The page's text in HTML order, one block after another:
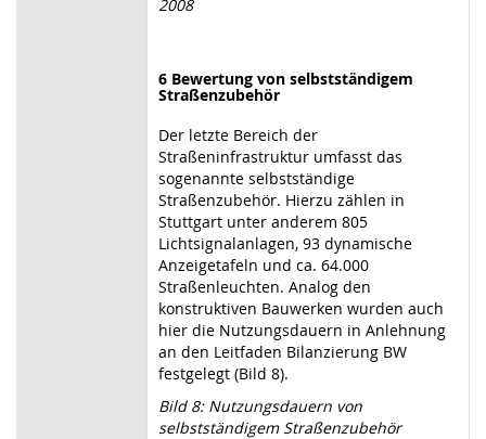
2008
6 Bewertung von selbstständigem
Straßenzubehör
Der letzte Bereich der
Straßeninfrastruktur umfasst das
sogenannte selbstständige
Straßenzubehör. Hierzu zählen in
Stuttgart unter anderem 805
Lichtsignalanlagen, 93 dynamische
Anzeigetafeln und ca. 64.000
Straßenleuchten. Analog den
konstruktiven Bauwerken wurden auch
hier die Nutzungsdauern in Anlehnung
an den Leitfaden Bilanzierung BW
festgelegt (Bild 8).
Bild 8: Nutzungsdauern von
selbstständigem Straßenzubehör